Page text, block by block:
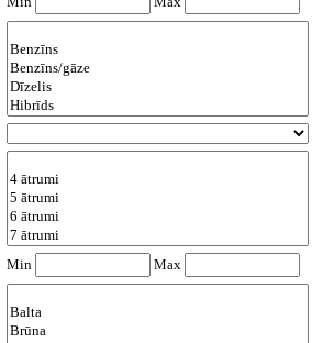
Min
Max